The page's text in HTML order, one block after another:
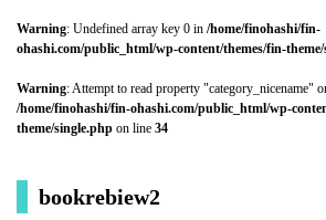
Warning: Undefined array key 0 in /home/finohashi/fin-
ohashi.com/public_html/wp-content/themes/fin-
Warning: Attempt to read property "category_nicename"
/home/finohashi/fin-ohashi.com/public_html/wp-
theme/single.php on line 34
bookrebiew2